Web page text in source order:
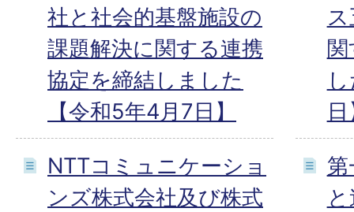
社と社会的基盤施設の
課題解決に関する連携
協定を締結しました
【令和5年4月7日】
NTTコミュニケーショ
ンズ株式会社及び株式